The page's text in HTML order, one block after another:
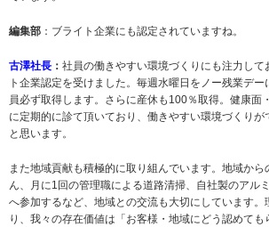
編集部 ：ブライト企業にも認定されていますね。
古澤社長 ： 社員の働きやすい環境づくりにも注力して
ト企業認定を受けました。毎週水曜日をノー残業デ
員必ず取得します。さらに産休も100％取得。健康面
に定期的に診て頂いており、働きやすい環境づくり
と思います。
また地域貢献も積極的に取り組んでいます。地域か
ん、月に1回の管理職による道路清掃、自社製のアル
へ参加するなど、地域との交流も大切にしています。
り、我々の存在価値は「お客様・地域にどう認めても